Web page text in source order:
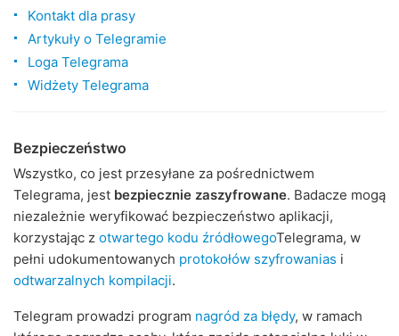
Kontakt dla prasy
Artykuły o Telegramie
Loga Telegrama
Widżety Telegrama
Bezpieczeństwo
Wszystko, co jest przesyłane za pośrednictwem
Telegrama, jest bezpiecznie zaszyfrowane. Badacze mogą
niezależnie weryfikować bezpieczeństwo aplikacji,
korzystając z otwartego kodu źródłowegoTelegrama, w
pełni udokumentowanych protokołów szyfrowanias i
odtwarzalnych kompilacji.
Telegram prowadzi program nagród za błędy, w ramach